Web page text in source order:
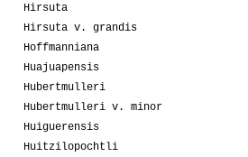
Hirsuta
Hirsuta v. grandis
Hoffmanniana
Huajuapensis
Hubertmulleri
Hubertmulleri v. minor
Huiguerensis
Huitzilopochtli